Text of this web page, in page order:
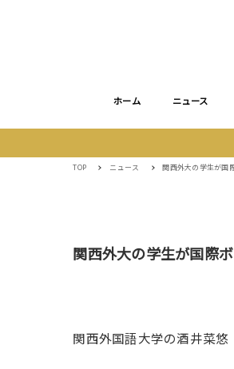
ホーム ニュース
TOP ニュース 関西外大の学生が国
関西外大の学生が国際
関西外国語大学の酒井菜悠